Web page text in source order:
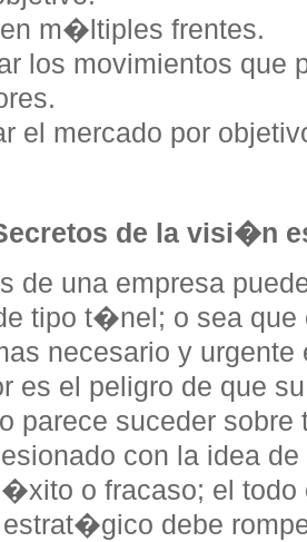
m�ltiples frentes.
los movimientos que
el mercado por
de la visi�n
de una empresa
tipo t�nel; o sea que
necesario y urgente
es el peligro de que
parece suceder sobre
con la idea
o fracaso; el todo
debe